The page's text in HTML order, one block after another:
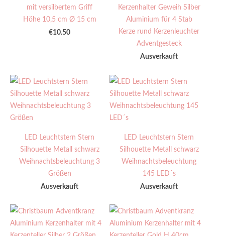
mit versilbertem Griff
Höhe 10,5 cm Ø 15 cm
€10.50
Kerzenhalter Geweih Silber
Aluminium für 4 Stab
Kerze rund Kerzenleuchter
Adventgesteck
Ausverkauft
LED Leuchtstern Stern
Silhouette Metall schwarz
Weihnachtsbeleuchtung 3
Größen
Ausverkauft
LED Leuchtstern Stern
Silhouette Metall schwarz
Weihnachtsbeleuchtung
145 LED´s
Ausverkauft